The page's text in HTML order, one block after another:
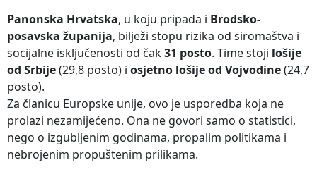
Panonska Hrvatska, u koju pripada i Brodsko-
posavska županija, bilježi stopu rizika od siromaštva i
socijalne isključenosti od čak31 posto. Time stoji lošije
od Srbije(29,8 posto) i osjetno lošije od Vojvodine(24,7
posto).
Za članicu Europske unije, ovo je usporedba koja ne
prolazi nezamijećeno. Ona ne govori samo o statistici,
nego o izgubljenim godinama, propalim politikama i
nebrojenim propuštenim prilikama.